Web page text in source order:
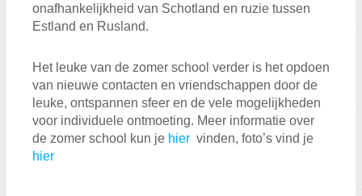
onafhankelijkheid van Schotland en ruzie tussen
Estland en Rusland.
Het leuke van de zomer school verder is het opdoen
van nieuwe contacten en vriendschappen door de
leuke, ontspannen sfeer en de vele mogelijkheden
voor individuele ontmoeting. Meer informatie over
de zomer school kun je hier vinden, foto’s vind je
hier